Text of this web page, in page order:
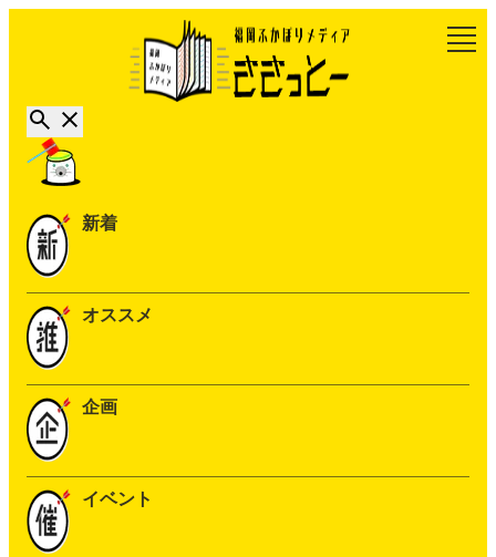
新着
オススメ
企画
イベント